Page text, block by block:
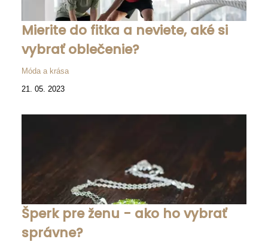
Mierite do fitka a neviete, aké si
vybrať oblečenie?
Móda a krása
21. 05. 2023
Šperk pre ženu - ako ho vybrať
správne?